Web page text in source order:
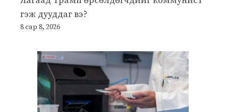
гэж дууддаг вэ?
8 сар 8, 2026